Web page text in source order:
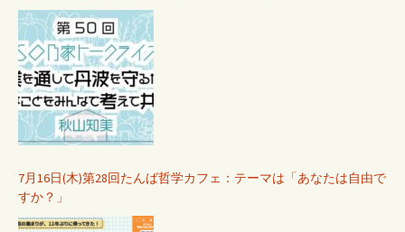
7月16日(木)第28回たんば哲学カフェ：テーマは「あなたは自由で
すか？」